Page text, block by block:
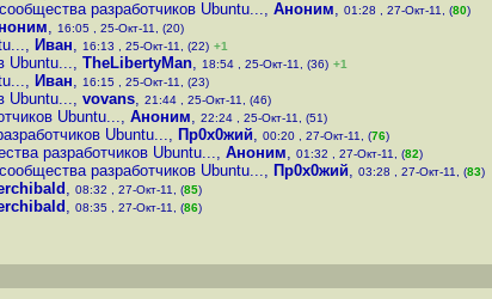
разработчиков Ubuntu..., Аноним, 01:28 , 27-Окт-11, (80)
, 16:05 , 25-Окт-11, (20)
, Иван, 16:13 , 25-Окт-11, (22) +1
Ubuntu..., TheLibertyMan, 18:54 , 25-Окт-11, (36) +1
, Иван, 16:15 , 25-Окт-11, (23)
Ubuntu..., vovans, 21:44 , 25-Окт-11, (46)
Ubuntu..., Аноним, 22:24 , 25-Окт-11, (51)
Ubuntu..., Пр0х0жий, 00:20 , 27-Окт-11, (76)
разработчиков Ubuntu..., Аноним, 01:32 , 27-Окт-11, (82)
разработчиков Ubuntu..., Пр0х0жий, 03:28 , 27-Окт-11, (83)
, 08:32 , 27-Окт-11, (85)
, 08:35 , 27-Окт-11, (86)